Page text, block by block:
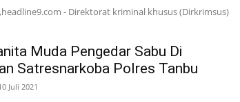
- Direktorat kriminal khusus (Dirkrimsus)
Muda Pengedar Sabu Di
Satresnarkoba Polres Tanbu
Juli 2021